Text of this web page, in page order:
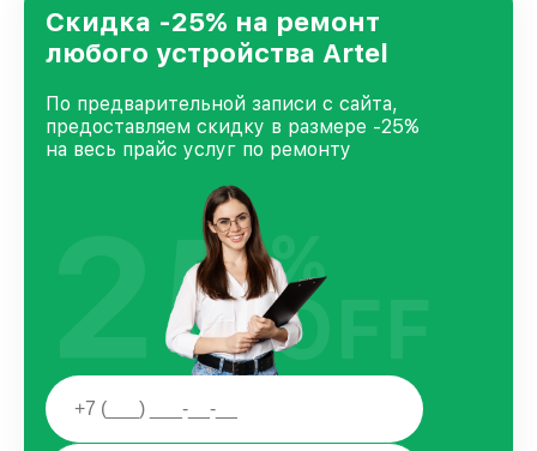
и лояльности наших клиентов.
Скидка -25% на ремонт
любого устройства Artel
По предварительной записи с сайта,
предоставляем скидку в размере -25%
на весь прайс услуг по ремонту
25%
OFF